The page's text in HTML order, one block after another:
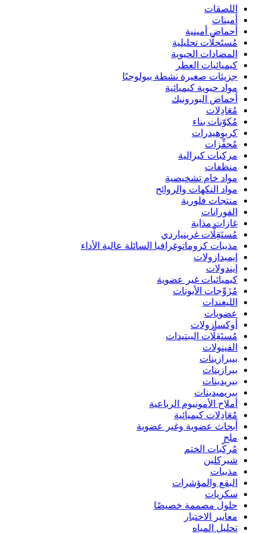
اللصقات
أمينات
أحماض أمينية
مُستَحلَّات تحليلية
المضادات الحيوية
كيميائيات العطر
جزيئات صغيرة نشطة بيولوجيًا
مواد حيوية كيميائية
أحماض البورونيك
مُعَادِلات
مُكوّنات بناء
كربوهيدرات
مُحفِّزات
مركبات كيرالية
منظفات
مواد خام تشخيصية
مواد النكهات والروائح
منتجات فلورية
الفورانات
غازات مذابة
مُستَقِلَّات غرينياردي
مذيبات كروماتوغرافيا السائلة عالية الأداء
إيميدازولات
إيندولات
كيميائيات غير عضوية
مُزَوِّجات الأيونات
الليغندات
عضويات
أوكسازولات
مُستَقِلَّات الببتيدات
الفينولات
بيبرازينات
بيرازينات
بيريدينات
بيريميدينات
أملاح الأمونيوم الرباعية
مُعَادِلات كيميائية
أبحاث عضوية وغير عضوية
ملح
مُركّبات الختم
شيركلين
مذيبات
البقع والمؤشرات
سكريات
حلول مصممة خصيصًا
معايير الاختبار
تحليل المياه